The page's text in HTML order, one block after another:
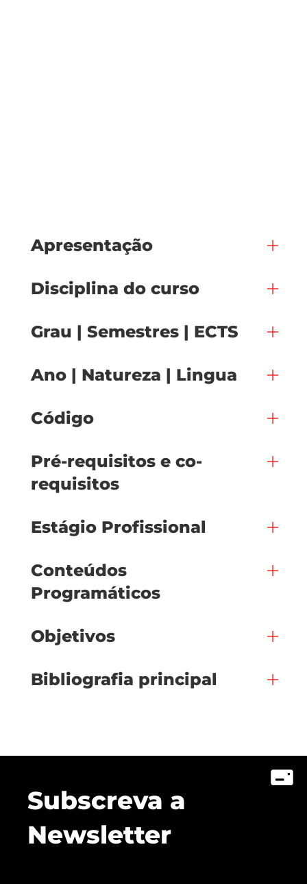
Apresentação
Disciplina do curso
Grau | Semestres | ECTS
Ano | Natureza | Lingua
Código
Pré-requisitos e co-
requisitos
Estágio Profissional
Conteúdos
Programáticos
Objetivos
Bibliografia principal
Subscreva a
Newsletter